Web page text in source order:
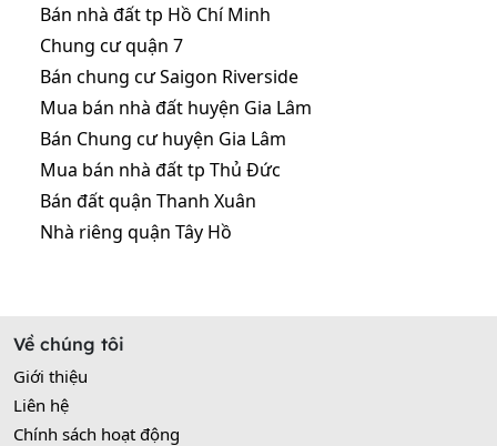
Bán nhà đất tp Hồ Chí Minh
Chung cư quận 7
Bán chung cư Saigon Riverside
Mua bán nhà đất huyện Gia Lâm
Bán Chung cư huyện Gia Lâm
Mua bán nhà đất tp Thủ Đức
Bán đất quận Thanh Xuân
Nhà riêng quận Tây Hồ
Về chúng tôi
Giới thiệu
Liên hệ
Chính sách hoạt động